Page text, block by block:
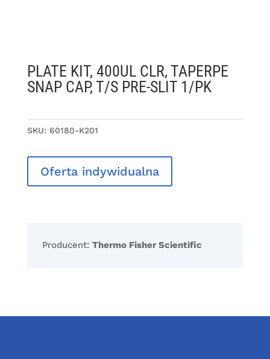
PLATE KIT, 400UL CLR, TAPERPE
SNAP CAP, T/S PRE-SLIT 1/PK
SKU: 60180-K201
Oferta indywidualna
Producent: Thermo Fisher Scientific